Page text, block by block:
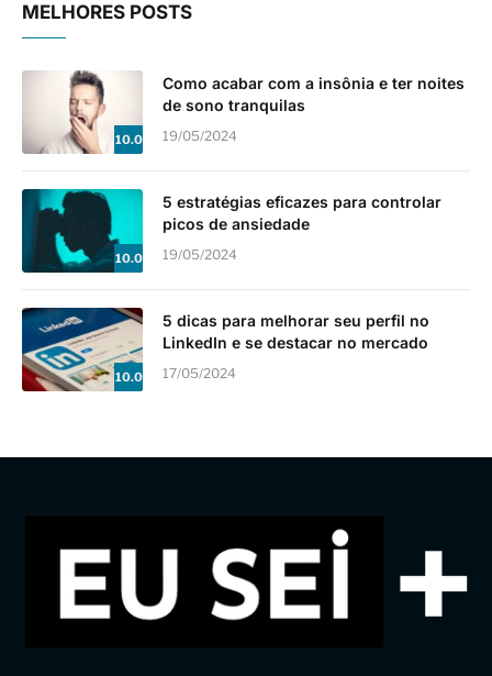
MELHORES POSTS
10.0
Como acabar com a insônia e ter noites
de sono tranquilas
19/05/2024
10.0
5 estratégias eficazes para controlar
picos de ansiedade
19/05/2024
10.0
5 dicas para melhorar seu perfil no
LinkedIn e se destacar no mercado
17/05/2024